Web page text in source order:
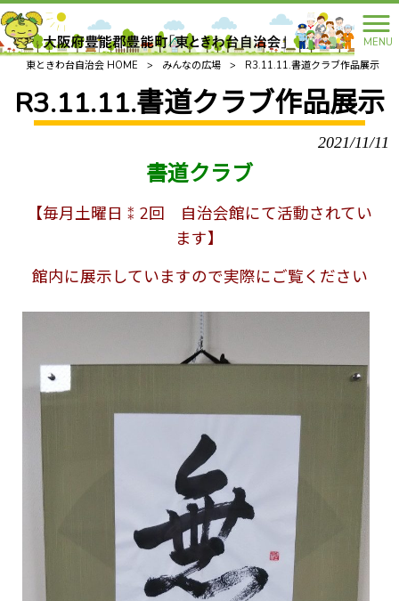
MENU
東ときわ台自治会 HOME
> みんなの広場 > R3.11.11.書道クラブ作品展示
R3.11.11.書道クラブ作品展示
2021/11/11
書道クラブ
【毎月土曜日⁑2回 自治会館にて活動されてい
ます】
館内に展示していますので実際にご覧ください